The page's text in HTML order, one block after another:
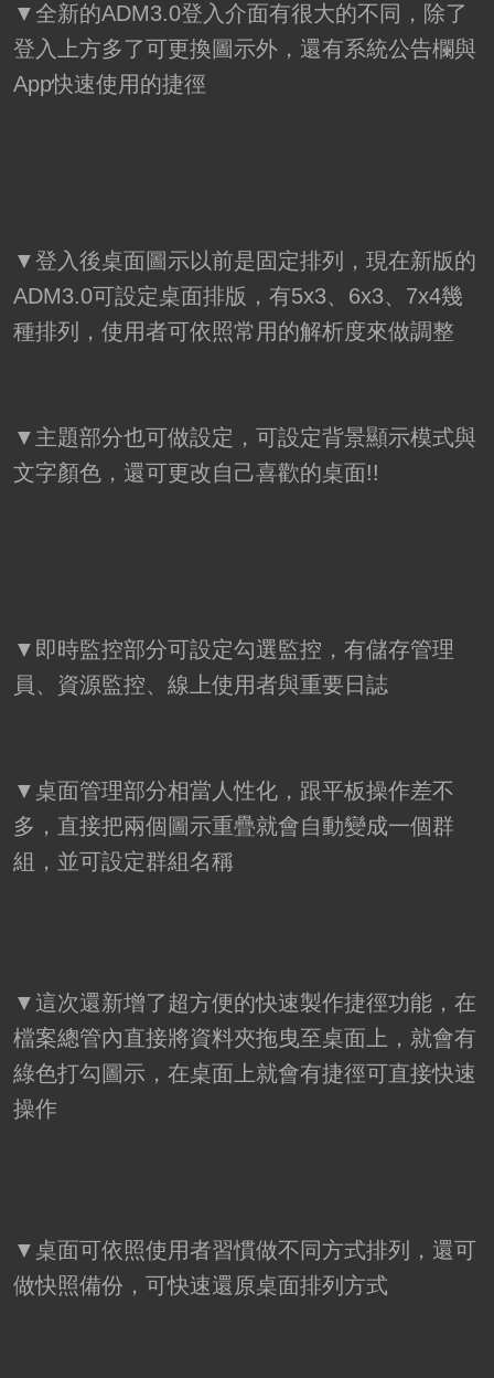
▼全新的ADM3.0登入介面有很大的不同，除了
登入上方多了可更換圖示外，還有系統公告欄與
App快速使用的捷徑
▼登入後桌面圖示以前是固定排列，現在新版的
ADM3.0可設定桌面排版，有5x3、6x3、7x4幾
種排列，使用者可依照常用的解析度來做調整
▼主題部分也可做設定，可設定背景顯示模式與
文字顏色，還可更改自己喜歡的桌面!!
▼即時監控部分可設定勾選監控，有儲存管理
員、資源監控、線上使用者與重要日誌
▼桌面管理部分相當人性化，跟平板操作差不
多，直接把兩個圖示重疊就會自動變成一個群
組，並可設定群組名稱
▼這次還新增了超方便的快速製作捷徑功能，在
檔案總管內直接將資料夾拖曳至桌面上，就會有
綠色打勾圖示，在桌面上就會有捷徑可直接快速
操作
▼桌面可依照使用者習慣做不同方式排列，還可
做快照備份，可快速還原桌面排列方式